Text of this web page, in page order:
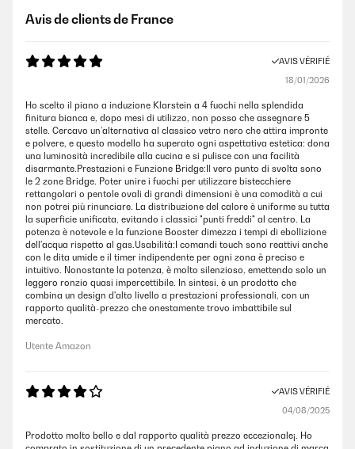
Avis de clients de France
AVIS VÉRIFIÉ
18/01/2026
Ho scelto il piano a induzione Klarstein a 4 fuochi nella splendida
finitura bianca e, dopo mesi di utilizzo, non posso che assegnare 5
stelle. Cercavo un’alternativa al classico vetro nero che attira impronte
e polvere, e questo modello ha superato ogni aspettativa estetica: dona
una luminosità incredibile alla cucina e si pulisce con una facilità
disarmante.Prestazioni e Funzione Bridge:Il vero punto di svolta sono
le 2 zone Bridge. Poter unire i fuochi per utilizzare bistecchiere
rettangolari o pentole ovali di grandi dimensioni è una comodità a cui
non potrei più rinunciare. La distribuzione del calore è uniforme su tutta
la superficie unificata, evitando i classici "punti freddi" al centro. La
potenza è notevole e la funzione Booster dimezza i tempi di ebollizione
dell'acqua rispetto al gas.Usabilità:I comandi touch sono reattivi anche
con le dita umide e il timer indipendente per ogni zona è preciso e
intuitivo. Nonostante la potenza, è molto silenzioso, emettendo solo un
leggero ronzio quasi impercettibile. In sintesi, è un prodotto che
combina un design d'alto livello a prestazioni professionali, con un
rapporto qualità-prezzo che onestamente trovo imbattibile sul
mercato.
Utente Amazon
AVIS VÉRIFIÉ
04/08/2025
Prodotto molto bello e dal rapporto qualità prezzo eccezionale¡. Ho